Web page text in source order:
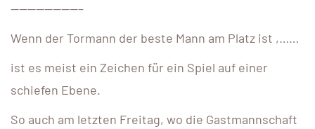
————————–
Wenn der Tormann der beste Mann am Platz ist ,……
ist es meist ein Zeichen für ein Spiel auf einer
schiefen Ebene.
So auch am letzten Freitag, wo die Gastmannschaft